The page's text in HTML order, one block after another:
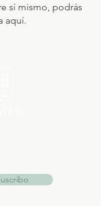
sí mismo, podrás
aquí.